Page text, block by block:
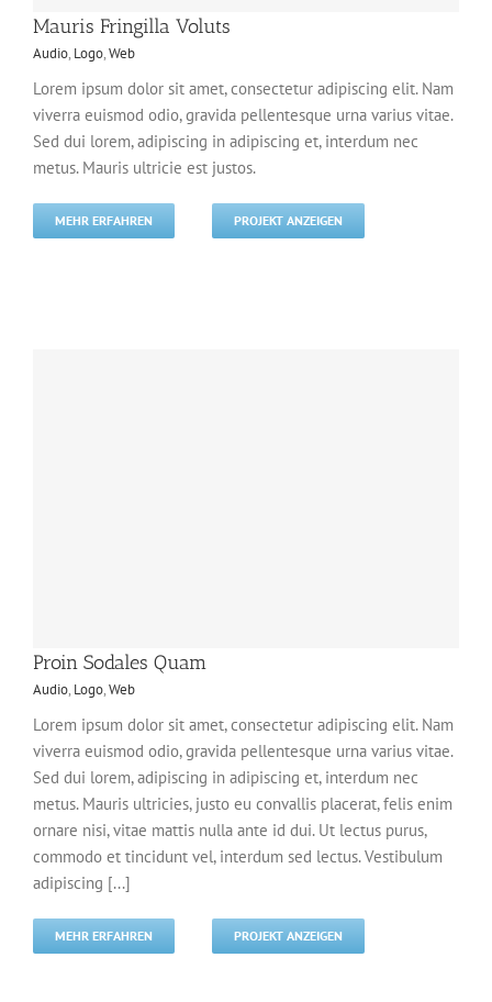
Mauris Fringilla Voluts
Audio, Logo,Web
Lorem ipsum dolor sit amet, consectetur adipiscing elit. Nam
viverra euismod odio, gravida pellentesque urna varius vitae.
Sed dui lorem, adipiscing in adipiscing et, interdum nec
metus. Mauris ultricie est justos.
MEHR ERFAHREN PROJEKT ANZEIGEN
Proin Sodales Quam
Audio, Logo,Web
Lorem ipsum dolor sit amet, consectetur adipiscing elit. Nam
viverra euismod odio, gravida pellentesque urna varius vitae.
Sed dui lorem, adipiscing in adipiscing et, interdum nec
metus. Mauris ultricies, justo eu convallis placerat, felis enim
ornare nisi, vitae mattis nulla ante id dui. Ut lectus purus,
commodo et tincidunt vel, interdum sed lectus. Vestibulum
adipiscing [...]
MEHR ERFAHREN PROJEKT ANZEIGEN